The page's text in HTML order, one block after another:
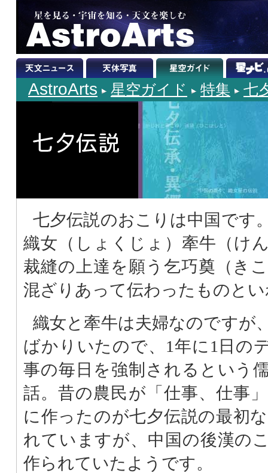
AstroArts 星空ガイド 特集 七
七夕伝説のおこりは中国です
織女（しょくじょ）牽牛（け
裁縫の上達を願う乞巧奠（き
混ざりあって伝わったものと
織女と牽牛は夫婦なのですが
ばかりいたので、1年に1日の
事の毎日を強制されるという
話。昔の農民が「仕事、仕事
に作ったのが七夕伝説の最初
れていますが、中国の後漢の
作られていたようです。